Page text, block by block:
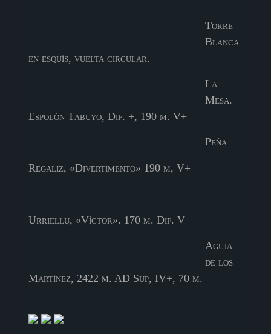
Torre
Blanca
en esquís, vuelta circular.
La
Mesa.
Espolón Tabuyo, Dif. +, 190 m. V+
Peña
Regaliz, «Divertimento» 190 m, V+
Urriellu, «Víctor». 170 m. Dif. V
Aguja
de los
Martínez, 2422 m. AD Sup, IV+, 70 m.